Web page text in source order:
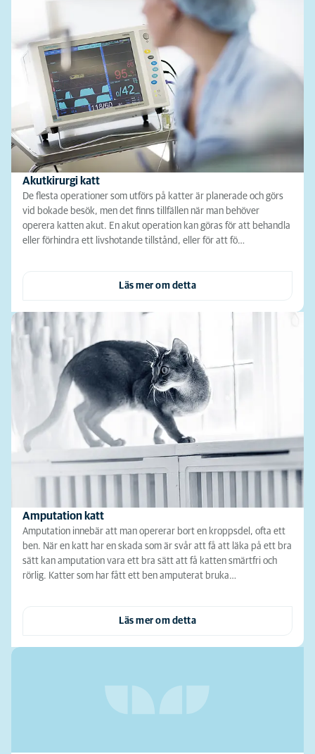
Akutkirurgi katt
De flesta operationer som utförs på katter är planerade och görs
vid bokade besök, men det finns tillfällen när man behöver
operera katten akut. En akut operation kan göras för att behandla
eller förhindra ett livshotande tillstånd, eller för att fö…
Läs mer om detta
Amputation katt
Amputation innebär att man opererar bort en kroppsdel, ofta ett
ben. När en katt har en skada som är svår att få att läka på ett bra
sätt kan amputation vara ett bra sätt att få katten smärtfri och
rörlig. Katter som har fått ett ben amputerat bruka…
Läs mer om detta